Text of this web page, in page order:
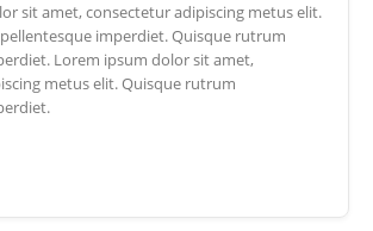
sit amet, consectetur adipiscing metus elit.
imperdiet. Quisque rutrum
Lorem ipsum dolor sit amet,
metus elit. Quisque rutrum